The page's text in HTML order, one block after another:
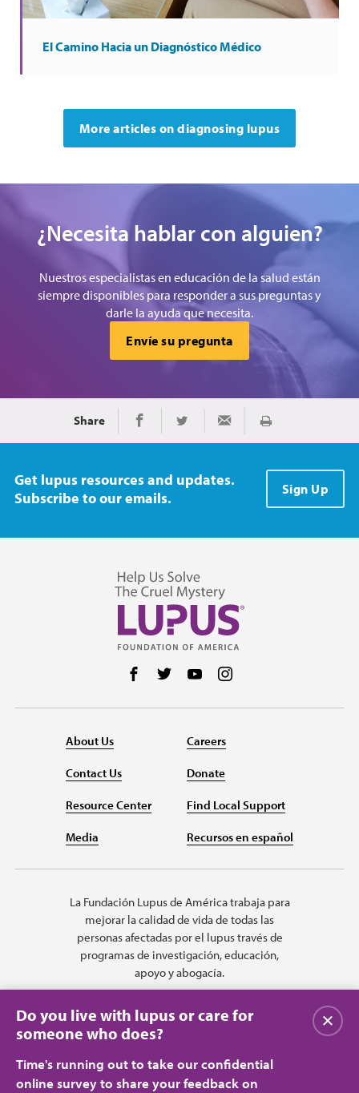
El Camino Hacia un Diagnóstico Médico
More articles on diagnosing lupus
¿Necesita hablar con alguien?
Nuestros especialistas en educación de la salud están
siempre disponibles para responder a sus preguntas y
darle la ayuda que necesita.
Envíe su pregunta
Share Share on Facebook
Share on TwitterShare via EmailImprimir
Get lupus resources and updates.
Subscribe to our emails.
Sign Up
Follow us on Facebook
Follow us on Twitter
Follow us on YouTube
About Us
Contact Us
Resource Center
Media
Careers
Donate
Find Local Support
Recursos en español
La Fundación Lupus de América trabaja para
mejorar la calidad de vida de todas las
personas afectadas por el lupus través de
programas de investigación, educación,
apoyo y abogacía.
Do you live with lupus or care for
someone who does?
Time's running out to take our confidential
online survey to share your feedback on
Cerrar